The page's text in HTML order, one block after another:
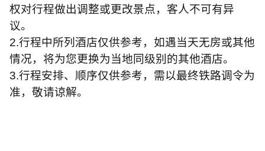
权对行程做出调整或更改景点，客人不可有异
议。
2.行程中所列酒店仅供参考，如遇当天无房或其他
情况，将为您更换为当地同级别的其他酒店。
3.行程安排、顺序仅供参考，需以最终铁路调令为
准，敬请谅解。